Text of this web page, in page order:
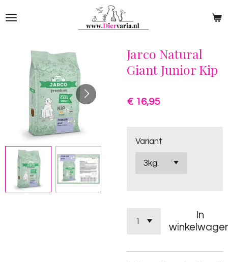
direct
hoofdinhoud
Jarco Natural
Giant Junior Kip
€ 16,95
Variant
In